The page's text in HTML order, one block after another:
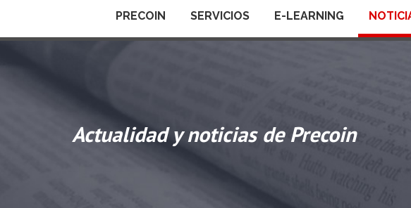
PRECOIN SERVICIOS E-LEARNING
Actualidad y noticias de Precoin